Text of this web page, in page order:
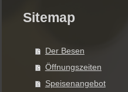
Sitemap
Der Besen
Öffnungszeiten
Speisenangebot